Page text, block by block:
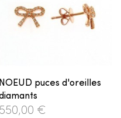
NOEUD puces d'oreilles
550,00 €